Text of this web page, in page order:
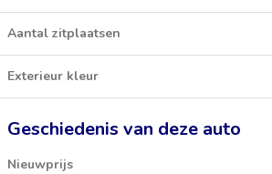
Aantal zitplaatsen
Exterieur kleur
Geschiedenis van deze auto
Nieuwprijs